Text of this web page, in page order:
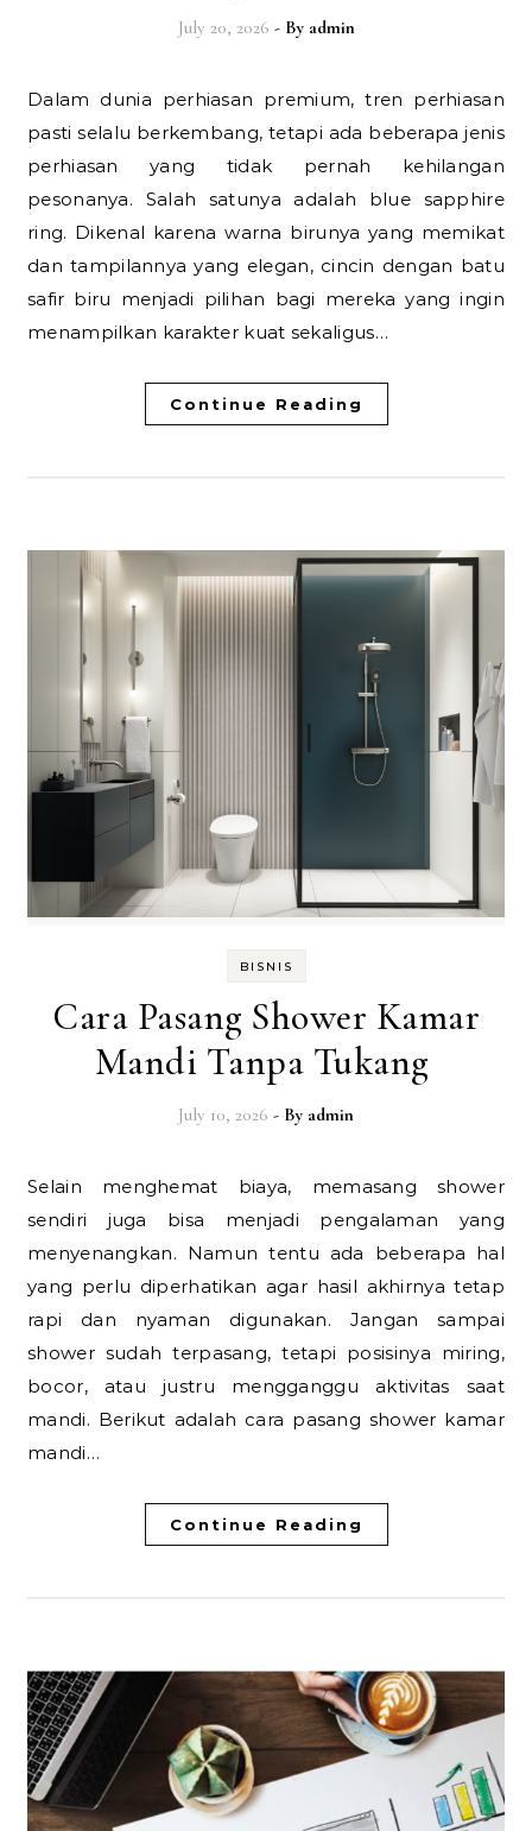
July 20, 2026 - By admin
Dalam dunia perhiasan premium, tren perhiasan
pasti selalu berkembang, tetapi ada beberapa jenis
perhiasan yang tidak pernah kehilangan
pesonanya. Salah satunya adalah blue sapphire
ring. Dikenal karena warna birunya yang memikat
dan tampilannya yang elegan, cincin dengan batu
safir biru menjadi pilihan bagi mereka yang ingin
menampilkan karakter kuat sekaligus…
Continue Reading
BISNIS
Cara Pasang Shower Kamar
Mandi Tanpa Tukang
July 10, 2026 - By admin
Selain menghemat biaya, memasang shower
sendiri juga bisa menjadi pengalaman yang
menyenangkan. Namun tentu ada beberapa hal
yang perlu diperhatikan agar hasil akhirnya tetap
rapi dan nyaman digunakan. Jangan sampai
shower sudah terpasang, tetapi posisinya miring,
bocor, atau justru mengganggu aktivitas saat
mandi. Berikut adalah cara pasang shower kamar
mandi…
Continue Reading